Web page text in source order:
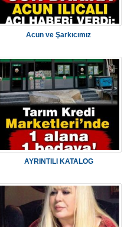
Acun ve Şarkıcımız
AYRINTILI KATALOG